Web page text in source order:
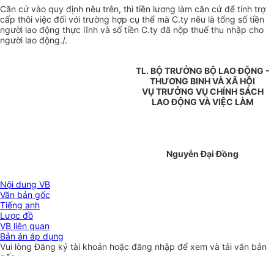
Căn cứ vào quy định nêu trên, thì tiền lương làm căn cứ để tính trợ
cấp thôi việc đối với trường hợp cụ thể mà C.ty nêu là tổng số tiền
người lao động thực lĩnh và số tiền C.ty đã nộp thuế thu nhập cho
người lao động./.
TL. BỘ TRƯỞNG BỘ LAO ĐỘNG -
THƯƠNG BINH VÀ XÃ HỘI
VỤ TRƯỞNG VỤ CHÍNH SÁCH
LAO ĐỘNG VÀ VIỆC LÀM
Nguyễn Đại Đồng
Nội dung VB
Văn bản gốc
Tiếng anh
Lược đồ
VB liên quan
Bản án áp dụng
Vui lòngĐăng ký tài khoản hoặc đăng nhập để xem và tải văn bản